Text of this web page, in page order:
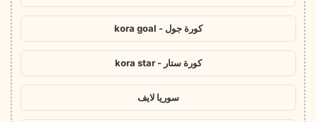
كورة جول - kora goal
كورة ستار - kora star
سوريا لايف